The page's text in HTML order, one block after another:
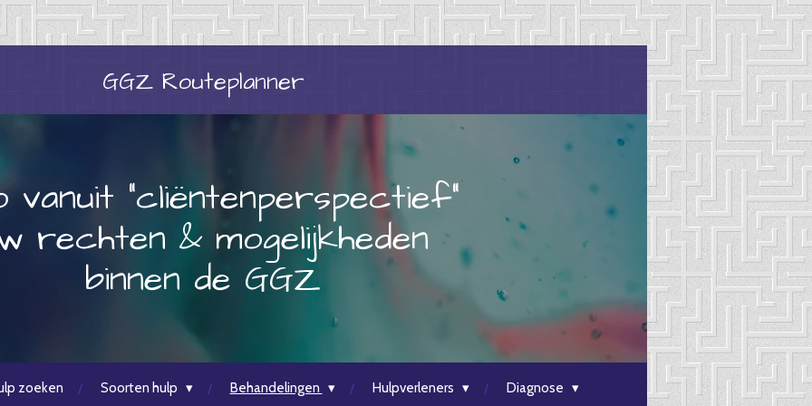
GGZRouteplanner
vanuit "cliëntenperspectief"
rechten & mogelijkheden
binnen de GGZ
zoeken Soorten hulp Behandelingen Hulpverleners Diagnose